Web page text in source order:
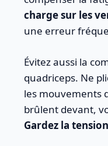
charge sur les
une erreur
Évitez aussi la
quadriceps. Ne
les mouvements
brûlent devant,
Gardez la